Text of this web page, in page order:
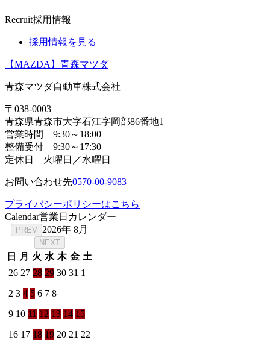
Recruit採用情報
採用情報を見る
【MAZDA】青森マツダ
青森マツダ自動車株式会社
〒038-0003
青森県青森市大字石江字岡部86番地1
営業時間 9:30～18:00
整備受付 9:30～17:30
定休日 火曜日／水曜日
お問い合わせ先0570-00-9083
プライバシーポリシーはこちら
Calendar営業日カレンダー
PREV 2026年 8月
NEXT
日 月 火 水 木 金 土
26 27 28 29 30 31 1
2 3 4 5 6 7 8
9 10 11 12 13 14 15
16 17 18 19 20 21 22